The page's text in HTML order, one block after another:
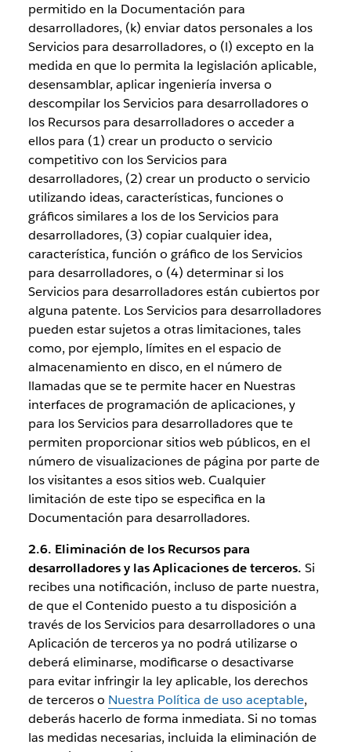
permitido en la Documentación para
desarrolladores, (k) enviar datos personales a los
Servicios para desarrolladores, o (l) excepto en la
medida en que lo permita la legislación aplicable,
desensamblar, aplicar ingeniería inversa o
descompilar los Servicios para desarrolladores o
los Recursos para desarrolladores o acceder a
ellos para (1) crear un producto o servicio
competitivo con los Servicios para
desarrolladores, (2) crear un producto o servicio
utilizando ideas, características, funciones o
gráficos similares a los de los Servicios para
desarrolladores, (3) copiar cualquier idea,
característica, función o gráfico de los Servicios
para desarrolladores, o (4) determinar si los
Servicios para desarrolladores están cubiertos por
alguna patente. Los Servicios para desarrolladores
pueden estar sujetos a otras limitaciones, tales
como, por ejemplo, límites en el espacio de
almacenamiento en disco, en el número de
llamadas que se te permite hacer en Nuestras
interfaces de programación de aplicaciones, y
para los Servicios para desarrolladores que te
permiten proporcionar sitios web públicos, en el
número de visualizaciones de página por parte de
los visitantes a esos sitios web. Cualquier
limitación de este tipo se especifica en la
Documentación para desarrolladores.
2.6. Eliminación de los Recursos para
desarrolladores y las Aplicaciones de terceros. Si
recibes una notificación, incluso de parte nuestra,
de que el Contenido puesto a tu disposición a
través de los Servicios para desarrolladores o una
Aplicación de terceros ya no podrá utilizarse o
deberá eliminarse, modificarse o desactivarse
para evitar infringir la ley aplicable, los derechos
de terceros o Nuestra Política de uso aceptable,
deberás hacerlo de forma inmediata. Si no tomas
las medidas necesarias, incluida la eliminación de